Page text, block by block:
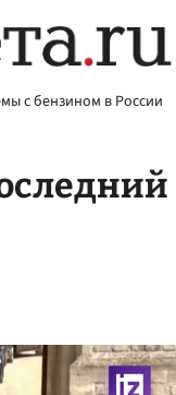
с бензином в России